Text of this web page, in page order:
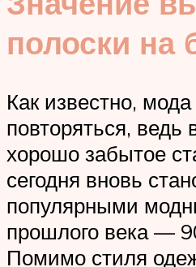
полоски на
Как известно,
повторяться,
хорошо забытое
сегодня вновь
популярными
прошлого века —
Помимо стиля